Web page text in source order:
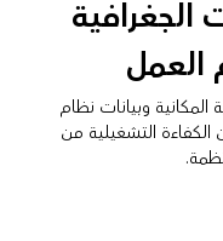
الجغرافية
العمل
المكانية وبيانات نظام
الكفاءة التشغيلية من